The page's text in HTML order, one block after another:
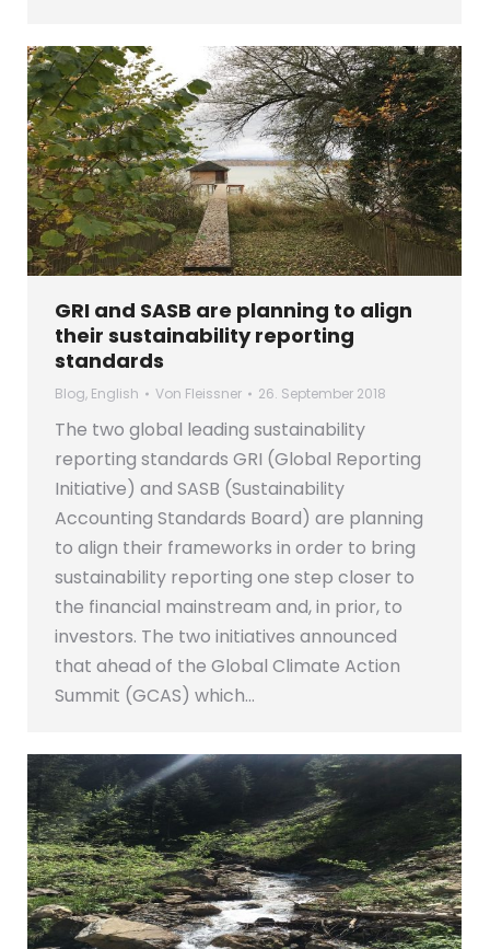
GRI and SASB are planning to align
their sustainability reporting
standards
Blog, English Von Fleissner 26. September 2018
The two global leading sustainability
reporting standards GRI (Global Reporting
Initiative) and SASB (Sustainability
Accounting Standards Board) are planning
to align their frameworks in order to bring
sustainability reporting one step closer to
the financial mainstream and, in prior, to
investors. The two initiatives announced
that ahead of the Global Climate Action
Summit (GCAS) which…